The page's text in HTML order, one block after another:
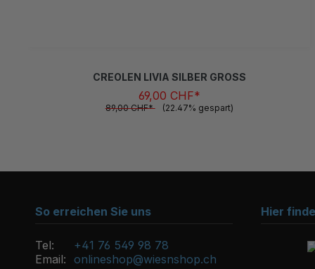
CREOLEN LIVIA SILBER GROSS
69,00 CHF*
89,00 CHF* (22.47% gespart)
So erreichen Sie uns
Tel:
+41 76 549 98 78
Email: onlineshop@wiesnshop.ch
Hier